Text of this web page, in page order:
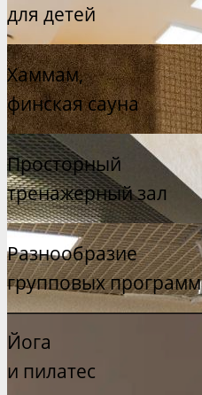
для детей
Хаммам,
финская сауна
Просторный
тренажерный зал
Разнообразие
групповых программ
Йога
и пилатес